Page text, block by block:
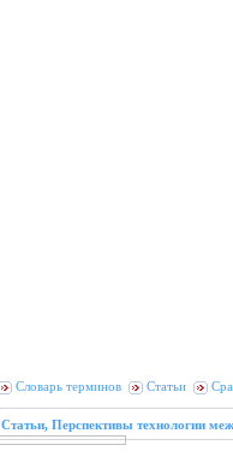
Словарь терминов Статьи
Статьи, Перспективы технологии